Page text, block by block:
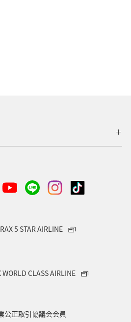
・植物 ホテル
沖縄 島根県 夜景
5 STAR AIRLINE
WORLD CLASS AIRLINE
公正取引協議会会員